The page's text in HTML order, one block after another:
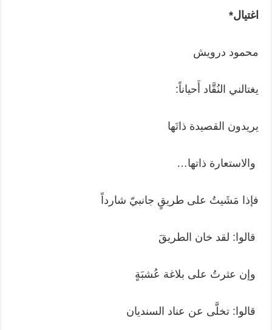
اغتيال*
محمود درويش
يغتالني النُقَّاد أَحياناً:
يريدون القصيدة ذاتَها
والاستعارة ذاتها…
فإذا مَشَيتُ على طريقٍ جانبيّ شارداً
قالوا: لقد خان الطريقَ
وإن عثرتُ على بلاغة عُشبَةٍ
قالوا: تخلَّى عن عناد السنديان